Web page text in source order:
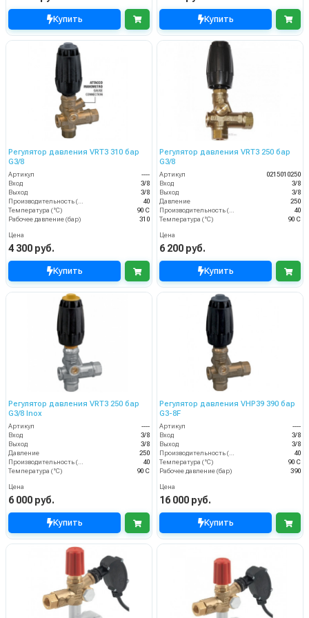
Купить Купить
Регулятор давления VRT3 310 бар
G3/8
Артикул
----
Вход
3/8
Выход
3/8
Производительность (л/мин)
40
Температура (°C)
90 С
Рабочее давление (бар)
310
Цена
4 300 руб.
Купить
Регулятор давления VRT3 250 бар
G3/8
Артикул
0215010250
Вход
3/8
Выход
3/8
Давление
250
Производительность (л/мин)
40
Температура (°C)
90 С
Цена
6 200 руб.
Купить
Регулятор давления VRT3 250 бар
G3/8 Inox
Артикул
----
Вход
3/8
Выход
3/8
Давление
250
Производительность (л/мин)
40
Температура (°C)
90 С
Цена
6 000 руб.
Купить
Регулятор давления VHP39 390 бар
G3-8F
Артикул
----
Вход
3/8
Выход
3/8
Производительность (л/мин)
40
Температура (°C)
90 С
Рабочее давление (бар)
390
Цена
16 000 руб.
Купить